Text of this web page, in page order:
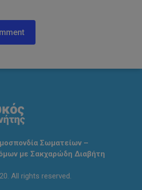
Σωματείων –
με Σακχαρώδη Διαβήτη
All rights reserved.